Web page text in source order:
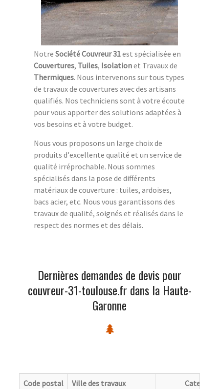
Notre Société Couvreur 31est spécialisée en
Couvertures, Tuiles, Isolationet Travaux de
Thermiques. Nous intervenons sur tous types
de travaux de couvertures avec des artisans
qualifiés. Nos techniciens sont à votre écoute
pour vous apporter des solutions adaptées à
vos besoins et à votre budget.
Nous vous proposons un large choix de
produits d'excellente qualité et un service de
qualité irréprochable. Nous sommes
spécialisés dans la pose de différents
matériaux de couverture : tuiles, ardoises,
bacs acier, etc. Nous vous garantissons des
travaux de qualité, soignés et réalisés dans le
respect des normes et des délais.
Dernières demandes de devis pour
couvreur-31-toulouse.fr dans la Haute-
Garonne
Code postal Ville des travaux
Categorie